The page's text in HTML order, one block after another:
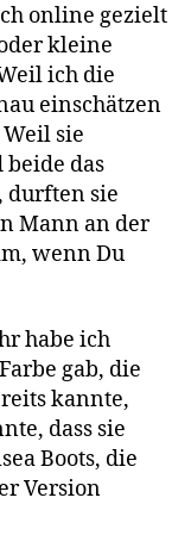
online gezielt
kleine
ich die
einschätzen
sie
das
sie
Mann an der
wenn Du
habe ich
gab, die
kannte,
dass sie
Boots, die
Version